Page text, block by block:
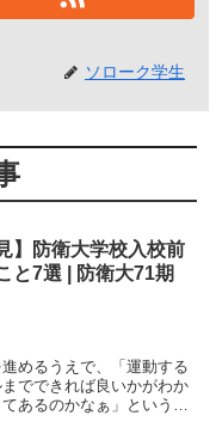
ソローク学生
】防衛大学校入校前
と7選 | 防衛大71期
めるうえで、「運動する
でできれば良いかがわか
あるのかなぁ」という疑